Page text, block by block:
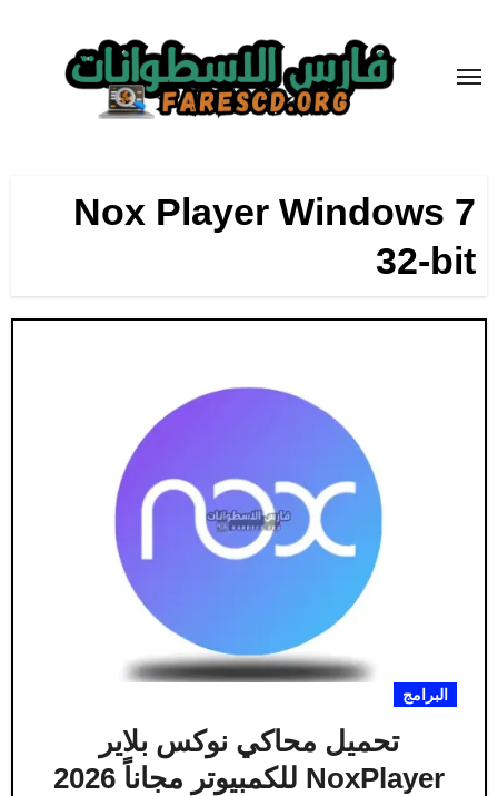
المحتوى
Nox Player Windows 7
32-bit
البرامج
تحميل محاكي نوكس بلاير
NoxPlayer للكمبيوتر مجاناً 2026